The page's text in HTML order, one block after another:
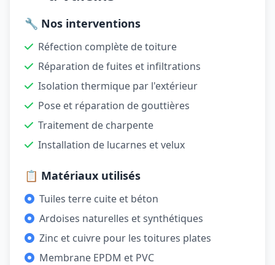
🔧 Nos interventions
Réfection complète de toiture
Réparation de fuites et infiltrations
Isolation thermique par l'extérieur
Pose et réparation de gouttières
Traitement de charpente
Installation de lucarnes et velux
📋 Matériaux utilisés
Tuiles terre cuite et béton
Ardoises naturelles et synthétiques
Zinc et cuivre pour les toitures plates
Membrane EPDM et PVC